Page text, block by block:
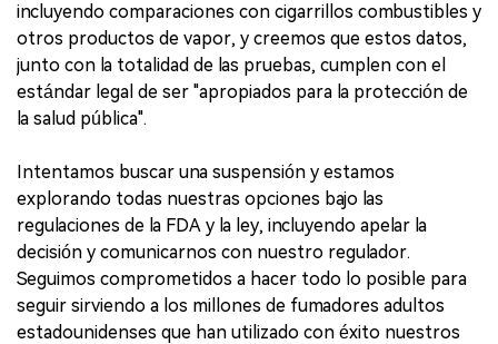
incluyendo comparaciones con cigarrillos combustibles y
otros productos de vapor, y creemos que estos datos,
junto con la totalidad de las pruebas, cumplen con el
estándar legal de ser "apropiados para la protección de
la salud pública".
Intentamos buscar una suspensión y estamos
explorando todas nuestras opciones bajo las
regulaciones de la FDA y la ley, incluyendo apelar la
decisión y comunicarnos con nuestro regulador.
Seguimos comprometidos a hacer todo lo posible para
seguir sirviendo a los millones de fumadores adultos
estadounidenses que han utilizado con éxito nuestros